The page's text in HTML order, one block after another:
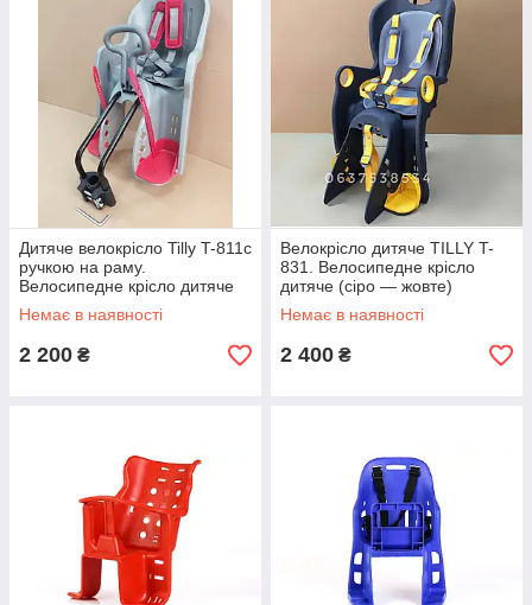
Дитяче велокрісло Tilly T-811с
ручкою на раму.
Велосипедне крісло дитяче
установка спереду (сіро-
червоне)
Немає в наявності
2 200 ₴
Велокрісло дитяче TILLY T-
831. Велосипедне крісло
дитяче (сіро — жовте)
Немає в наявності
2 400 ₴